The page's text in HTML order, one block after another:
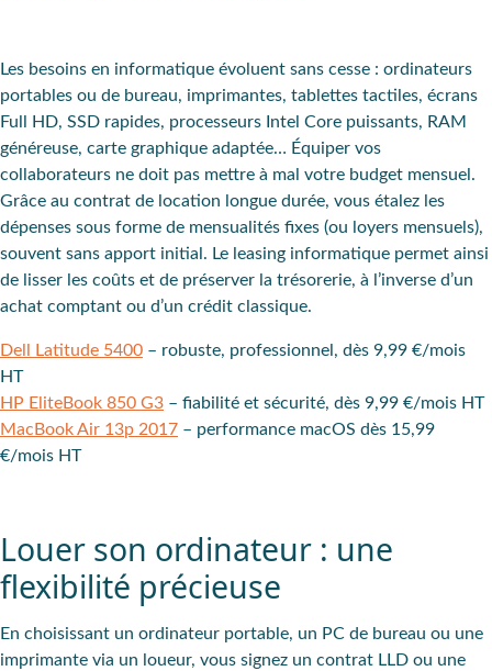
Les besoins en informatique évoluent sans cesse : ordinateurs
portables ou de bureau, imprimantes, tablettes tactiles, écrans
Full HD, SSD rapides, processeurs Intel Core puissants, RAM
généreuse, carte graphique adaptée… Équiper vos
collaborateurs ne doit pas mettre à mal votre budget mensuel.
Grâce au contrat de location longue durée, vous étalez les
dépenses sous forme de mensualités fixes (ou loyers mensuels),
souvent sans apport initial. Le leasing informatique permet ainsi
de lisser les coûts et de préserver la trésorerie, à l’inverse d’un
achat comptant ou d’un crédit classique.
Dell Latitude 5400 – robuste, professionnel, dès 9,99 €/mois
HT
HP EliteBook 850 G3 – fiabilité et sécurité, dès 9,99 €/mois HT
MacBook Air 13p 2017 – performance macOS dès 15,99
€/mois HT
Louer son ordinateur : une
flexibilité précieuse
En choisissant un ordinateur portable, un PC de bureau ou une
imprimante via un loueur, vous signez un contrat LLD ou une